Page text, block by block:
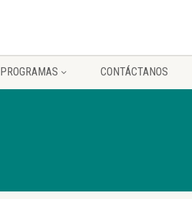
PROGRAMAS CONTÁCTANOS